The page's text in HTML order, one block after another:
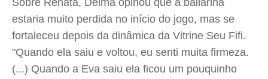
Sobre Renata, Delma opinou que a bailarina
estaria muito perdida no início do jogo, mas se
fortaleceu depois da dinâmica da Vitrine Seu Fifi.
"Quando ela saiu e voltou, eu senti muita firmeza.
(...) Quando a Eva saiu ela ficou um pouquinho